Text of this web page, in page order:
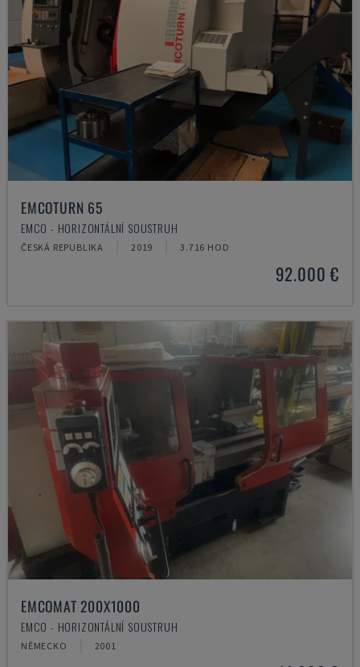
EMCOTURN 65
EMCO - HORIZONTÁLNÍ SOUSTRUH
ČESKÁ REPUBLIKA 2019 3.716 HOD
92.000 €
EMCOMAT 200X1000
EMCO - HORIZONTÁLNÍ SOUSTRUH
NĚMECKO 2001